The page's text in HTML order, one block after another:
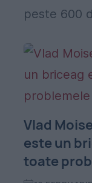
peste 600
Vlad
este un
toate